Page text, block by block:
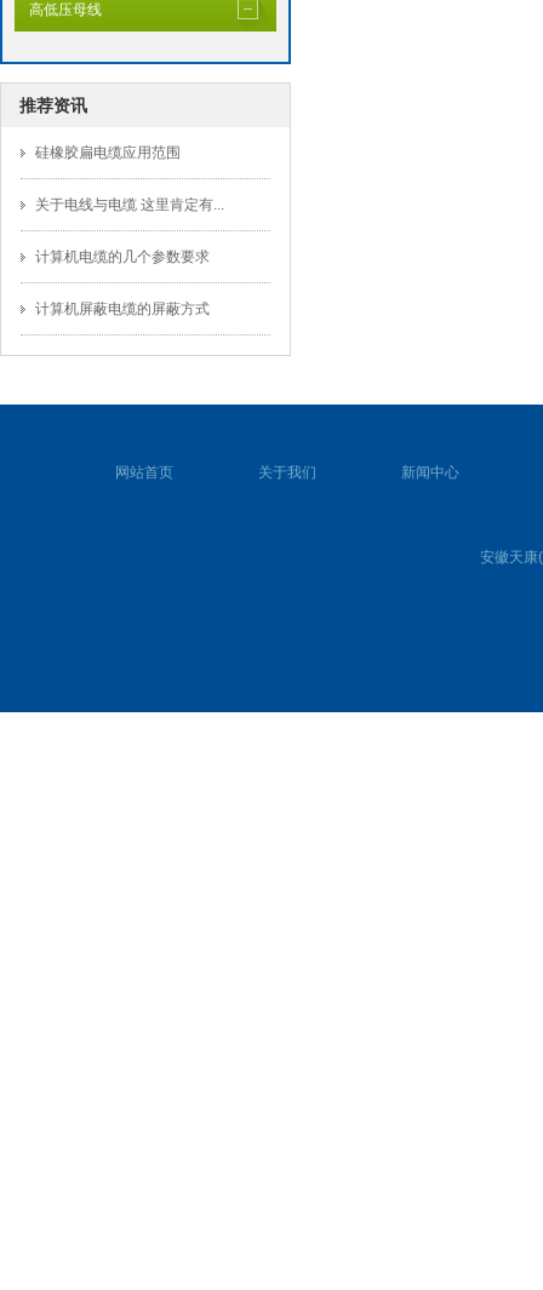
高低压母线
推荐资讯
硅橡胶扁电缆应用范围
关于电线与电缆 这里肯定有...
计算机电缆的几个参数要求
计算机屏蔽电缆的屏蔽方式
网站首页 关于我们 新闻中心
安徽天